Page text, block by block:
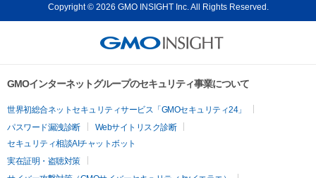
Copyright © 2026 GMO INSIGHT Inc. All Rights Reserved.
GMOインターネットグループのセキュリティ事業について
世界初総合ネットセキュリティサービス「GMOセキュリティ24」
パスワード漏洩診断
Webサイトリスク診断
セキュリティ相談AIチャットボット
実在証明・盗聴対策